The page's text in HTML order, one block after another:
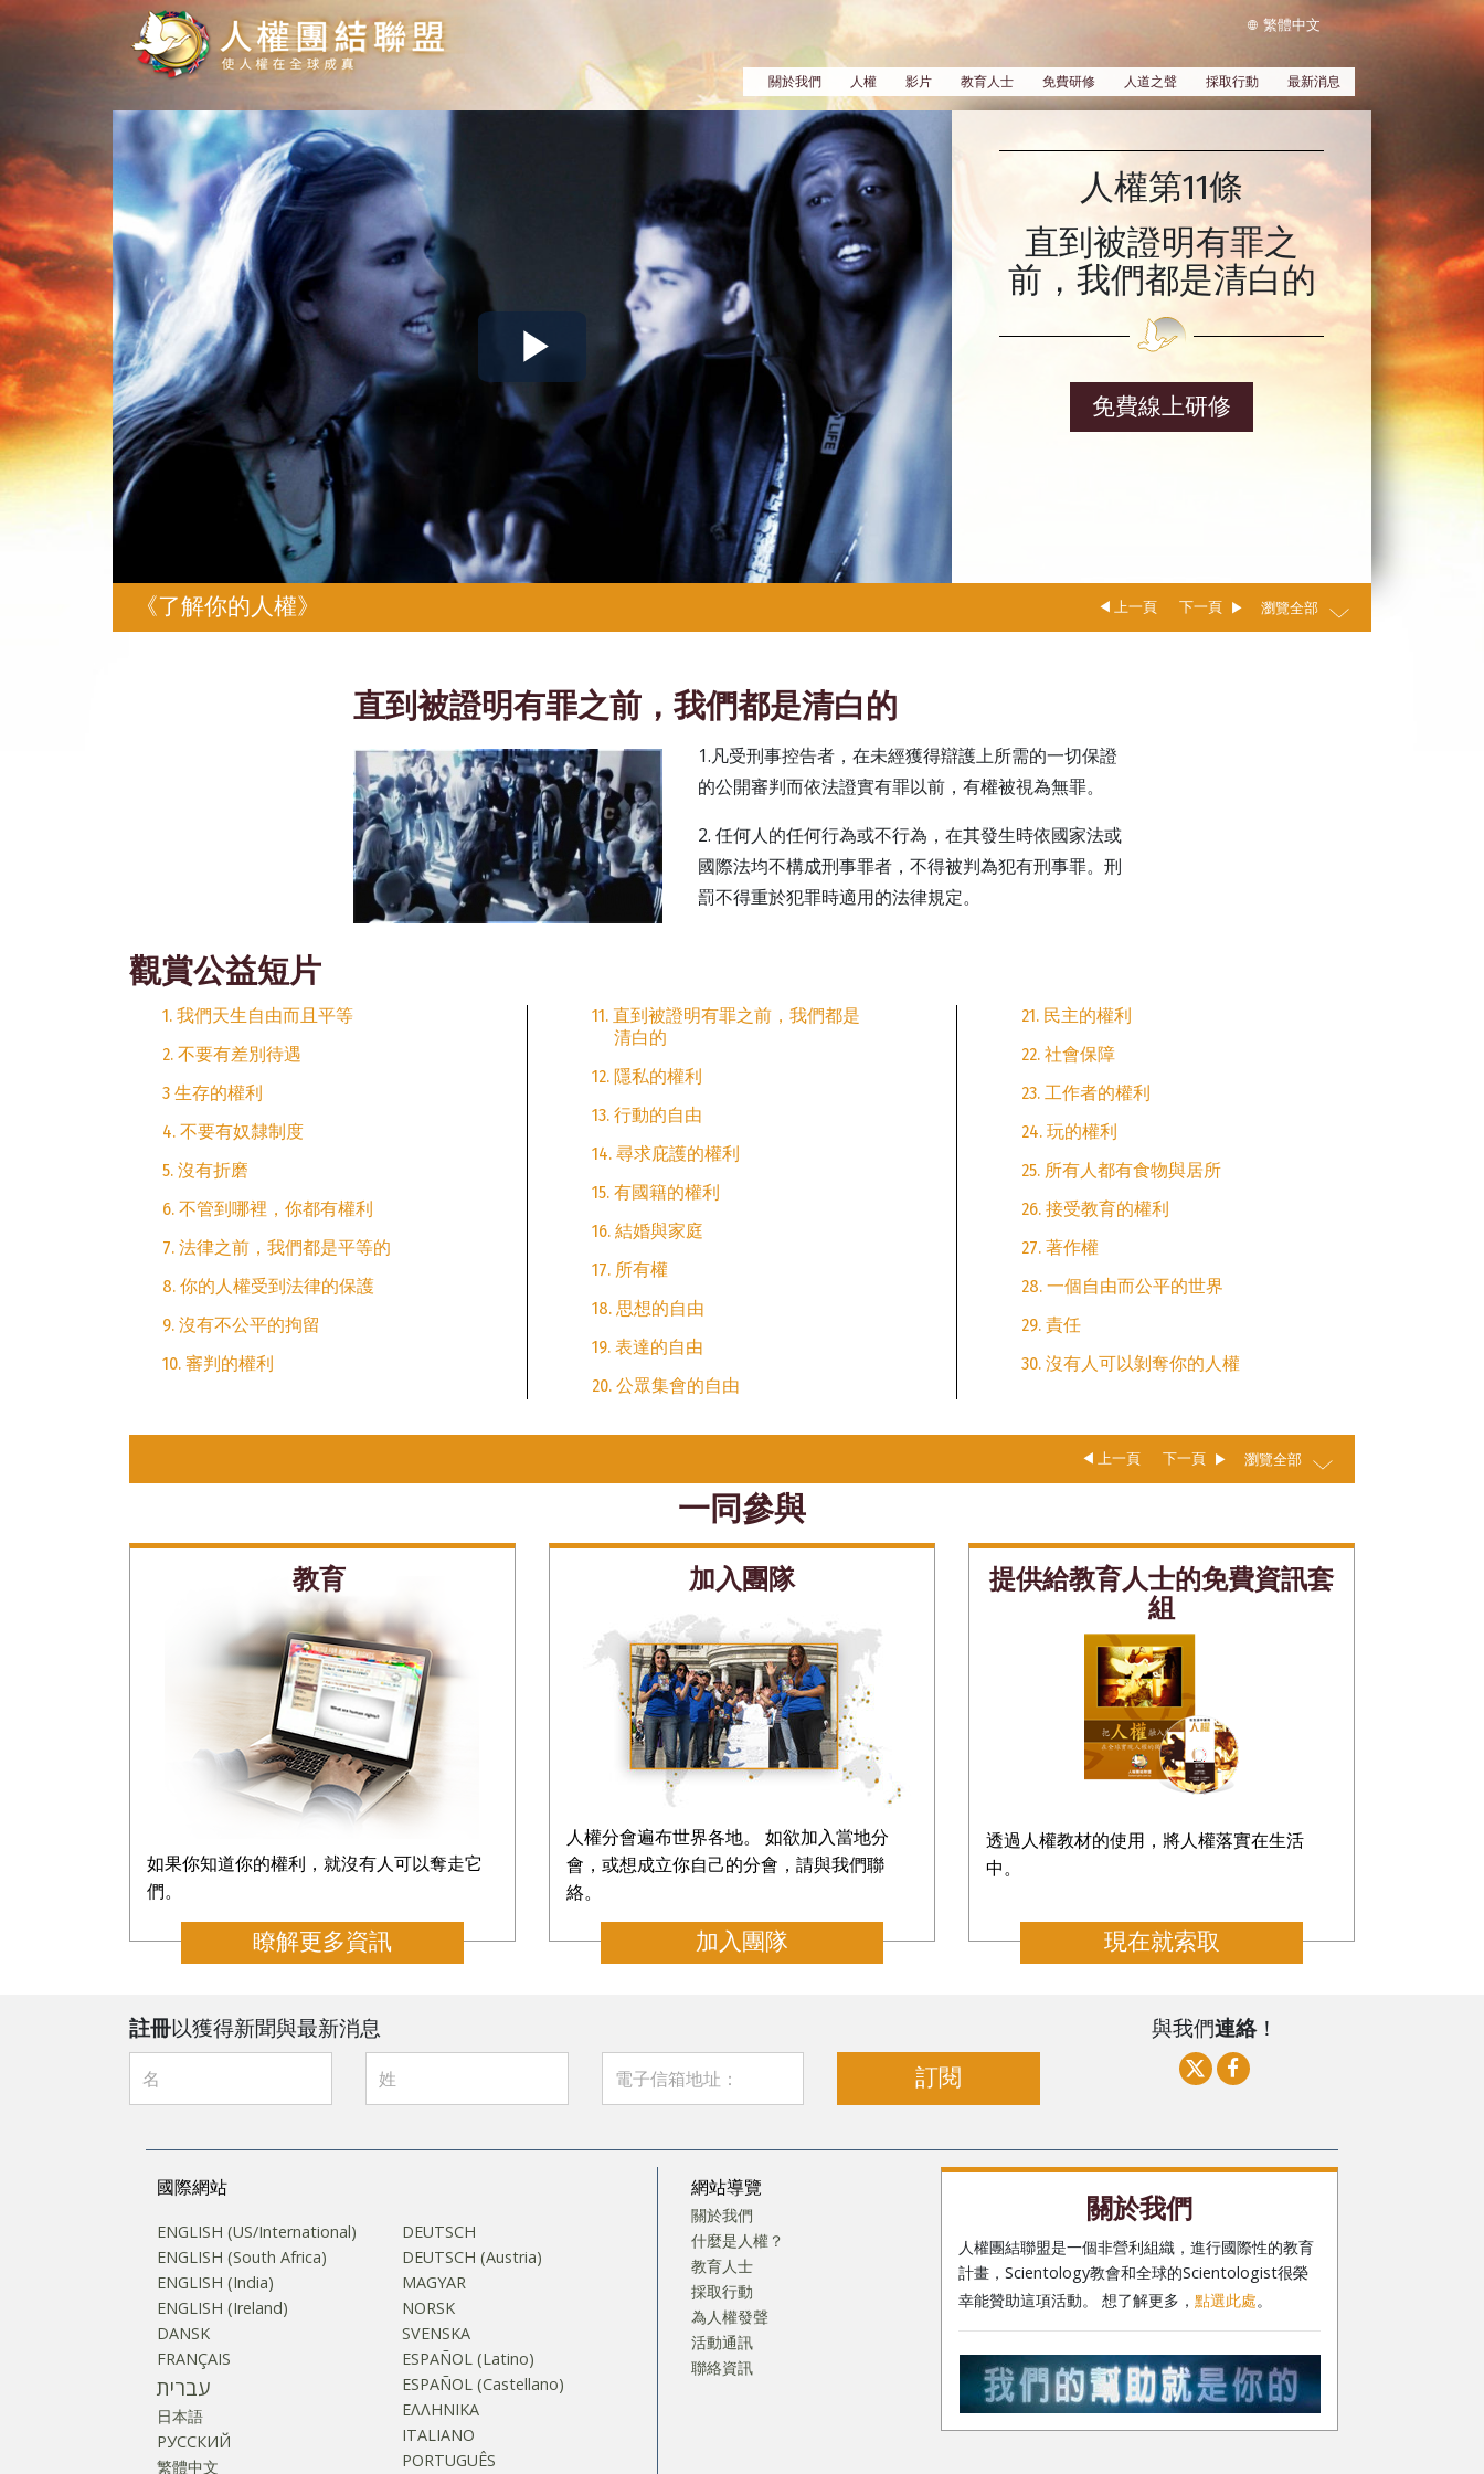
繁體中文
關於我們 人權 影片 教育人士 免費研修 人道之聲 採取行動 最新消息
Play
Video
人權第11條
直到被證明有罪之
前，我們都是清白的
免費線上研修
《了解你的人權》 下一頁
上一頁 瀏覽全部
直到被證明有罪之前，我們都是清白的
1.凡受刑事控告者，在未經獲得辯護上所需的一切保證
的公開審判而依法證實有罪以前，有權被視為無罪。
2. 任何人的任何行為或不行為，在其發生時依國家法或
國際法均不構成刑事罪者，不得被判為犯有刑事罪。刑
罰不得重於犯罪時適用的法律規定。
觀賞公益短片
1. 我們天生自由而且平等
2. 不要有差別待遇
3 生存的權利
4. 不要有奴隸制度
5. 沒有折磨
6. 不管到哪裡，你都有權利
7. 法律之前，我們都是平等的
8. 你的人權受到法律的保護
9. 沒有不公平的拘留
10. 審判的權利
11. 直到被證明有罪之前，我們都是
清白的
12. 隱私的權利
13. 行動的自由
14. 尋求庇護的權利
15. 有國籍的權利
16. 結婚與家庭
17. 所有權
18. 思想的自由
19. 表達的自由
20. 公眾集會的自由
21. 民主的權利
22. 社會保障
23. 工作者的權利
24. 玩的權利
25. 所有人都有食物與居所
26. 接受教育的權利
27. 著作權
28. 一個自由而公平的世界
29. 責任
30. 沒有人可以剝奪你的人權
下一頁
上一頁 瀏覽全部
一同參與
教育
如果你知道你的權利，就沒有人可以奪走它
們。
瞭解更多資訊
加入團隊
人權分會遍布世界各地。 如欲加入當地分
會，或想成立你自己的分會，請與我們聯
絡。
加入團隊
提供給教育人士的免費資訊套
組
透過人權教材的使用，將人權落實在生活
中。
現在就索取
註冊以獲得新聞與最新消息
訂閱
與我們連絡！
國際網站
ENGLISH (US/International)
ENGLISH (South Africa)
ENGLISH (India)
ENGLISH (Ireland)
DANSK
FRANÇAIS
עברית
日本語
РУССКИЙ
繁體中文
DEUTSCH
DEUTSCH (Austria)
MAGYAR
NORSK
SVENSKA
ESPAÑOL (Latino)
ESPAÑOL (Castellano)
ΕΛΛΗΝΙΚA
ITALIANO
PORTUGUÊS
網站導覽
關於我們
什麼是人權？
教育人士
採取行動
為人權發聲
活動通訊
聯絡資訊
關於我們
人權團結聯盟是一個非營利組織，進行國際性的教育
計畫，Scientology教會和全球的Scientologist很榮
幸能贊助這項活動。 想了解更多，點選此處。